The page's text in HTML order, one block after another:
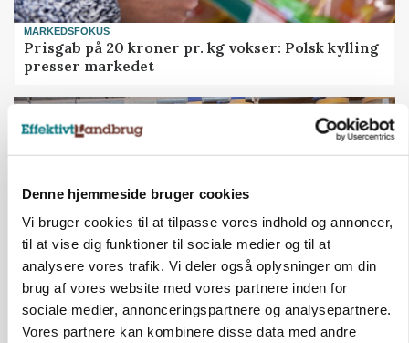
Denne hjemmeside bruger cookies
Vi bruger cookies til at tilpasse vores indhold og annoncer,
til at vise dig funktioner til sociale medier og til at
analysere vores trafik. Vi deler også oplysninger om din
brug af vores website med vores partnere inden for
sociale medier, annonceringspartnere og analysepartnere.
Vores partnere kan kombinere disse data med andre
MARKEDSFOKUS
Prisgab på 20 kroner pr. kg vokser: Polsk kylling
presser markedet
Rådgiver om DB-Tjek: Små justeringer kan give